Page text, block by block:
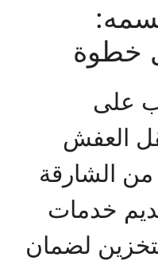
خطوة
على
العفش
من الشارقة
خدمات
لضمان